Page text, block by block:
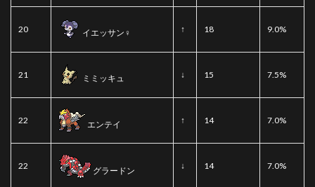
20 イエッサン♀ ↑ 18 9.0%
21 ミミッキュ ↓ 15 7.5%
22 エンテイ ↑ 14 7.0%
22 グラードン ↓ 14 7.0%